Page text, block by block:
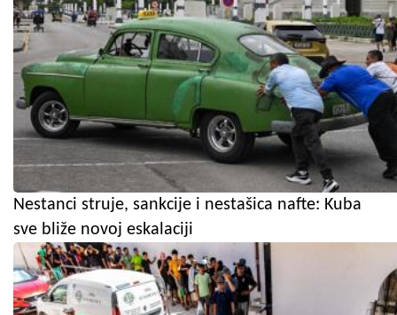
Nestanci struje, sankcije i nestašica nafte: Kuba
sve bliže novoj eskalaciji